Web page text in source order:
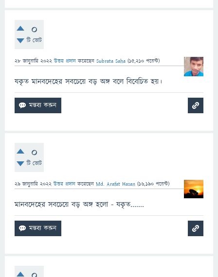
0
টি ভোট
28 জানুয়ারি 2022 উত্তর প্রদান করেছেন Subrata Saha (15,210 পয়েন্ট)
যকৃত মানবদেহের সবচেয়ে বড় অঙ্গ বলে বিবেচিত হয়।
0
টি ভোট
29 জানুয়ারি 2022 উত্তর প্রদান করেছেন Md. Arafat Hasan (16,190 পয়েন্ট)
মানবদেহের সবচেয়ে বড় অঙ্গ হলো - যকৃত.......